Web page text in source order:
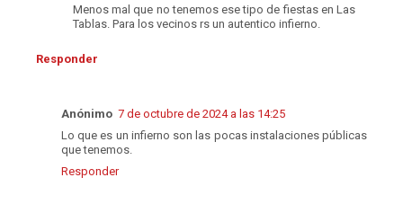
Menos mal que no tenemos ese tipo de fiestas en Las
Tablas. Para los vecinos rs un autentico infierno.
Responder
Anónimo 7 de octubre de 2024 a las 14:25
Lo que es un infierno son las pocas instalaciones públicas
que tenemos.
Responder